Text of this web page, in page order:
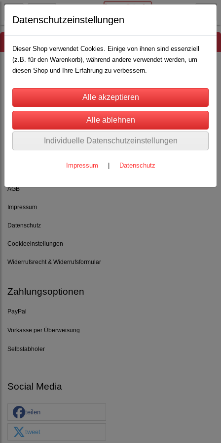
AGB
Impressum
Datenschutz
Cookieeinstellungen
Widerrufsrecht & Widerrufsformular
Zahlungsoptionen
PayPal
Vorkasse per Überweisung
Selbstabholer
Social Media
teilen
tweet
Datenschutzeinstellungen
Dieser Shop verwendet Cookies. Einige von ihnen sind essenziell
(z.B. für den Warenkorb), während andere verwendet werden, um
diesen Shop und Ihre Erfahrung zu verbessern.
Individuelle Datenschutzeinstellungen
Impressum Datenschutz